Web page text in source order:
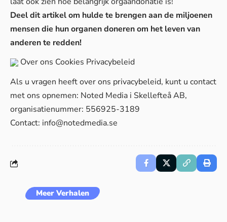
Deel dit artikel om hulde te brengen aan de miljoenen
mensen die hun organen doneren om het leven van
anderen te redden!
Over ons Cookies Privacybeleid
Als u vragen heeft over ons privacybeleid, kunt u contact
met ons opnemen: Noted Media i Skellefteå AB,
organisatienummer: 556925-3189
Contact: info@notedmedia.se
Meer Verhalen